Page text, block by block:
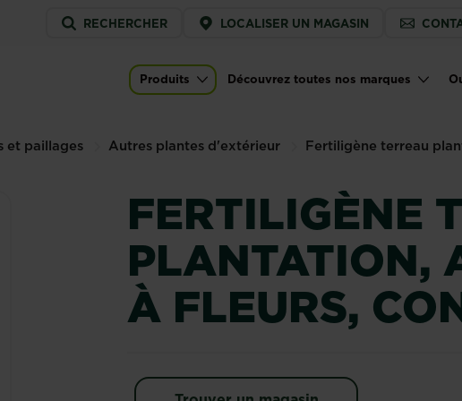
Service
menu
RECHERCHER LOCALISER UN MAGASIN
Main navigation
Produits Découvrez toutes nos marques
et paillages Autres plantes d'extérieur Fertiligène terreau
FERTILIGÈNE
PLANTATION,
À FLEURS,
arbustes à fleurs, conifères